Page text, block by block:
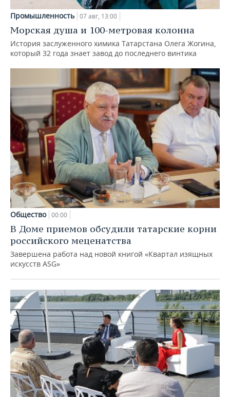
Промышленность 07 авг, 13:00
Морская душа и 100-метровая колонна
История заслуженного химика Татарстана Олега Жогина,
который 32 года знает завод до последнего винтика
Общество 00:00
В Доме приемов обсудили татарские корни
российского меценатства
Завершена работа над новой книгой «Квартал изящных
искусств ASG»